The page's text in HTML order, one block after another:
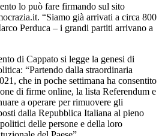
lo può fare firmando sul sito
“Siamo già arrivati a circa 800
Perduca – i grandi partiti arrivano a
di Cappato si legge la genesi di
“Partendo dalla straordinaria
che in poche settimana ha consentito
di firme online, la lista Referendum e
a operare per rimuovere gli
dalla Repubblica Italiana al pieno
delle persone e della loro